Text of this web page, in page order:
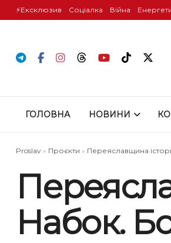
⚡️Ексклюзив Соціалка Війна
ГОЛОВНА НОВИНИ
Proslav » Проєкти » Переяславщина
Набок.